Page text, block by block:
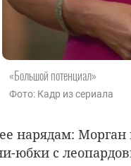
«Большой потенциал»
Фото: Кадр из сериала
нарядам: Морган
юбки с